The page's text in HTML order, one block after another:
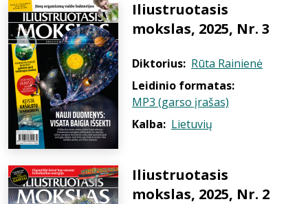
Iliustruotasis
mokslas, 2025, Nr. 3
Diktorius: Rūta Rainienė
Leidinio formatas:
MP3 (garso įrašas)
Kalba: Lietuvių
Iliustruotasis
mokslas, 2025, Nr. 2